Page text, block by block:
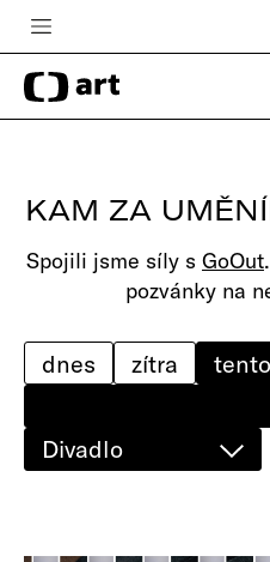
Česká televize
Zpravodajství
iVysílání
TV program
edu
KAM ZA
Spojili jsme síly s GoOut
pozvánky na
Divadlo
dnes zítra